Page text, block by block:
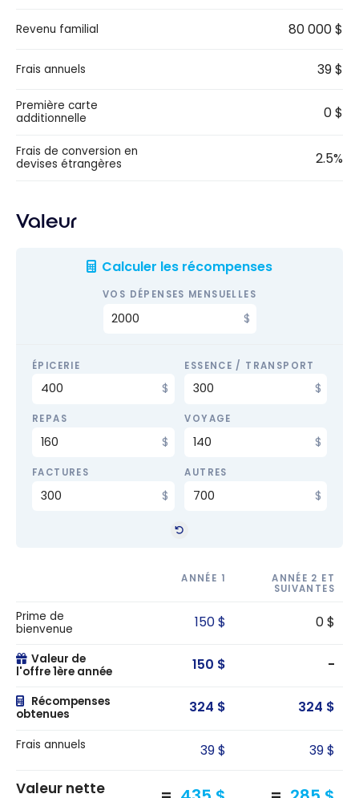
Revenu familial 80 000 $
Frais annuels 39 $
Première carte
additionnelle
0 $
Frais de conversion en
devises étrangères
2.5%
Valeur
Calculer les récompenses
VOS DÉPENSES MENSUELLES
ÉPICERIE ESSENCE / TRANSPORT
REPAS VOYAGE
FACTURES AUTRES
ANNÉE 1
ANNÉE 2 ET
SUIVANTES
Prime de
bienvenue
150 $ 0 $
Valeur de
l'offre 1ère année
150 $ -
Récompenses
obtenues
324 $ 324 $
Frais annuels 39 $ 39 $
Valeur nette